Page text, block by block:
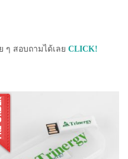
ๆ สอบถามได้เลย CLICK!